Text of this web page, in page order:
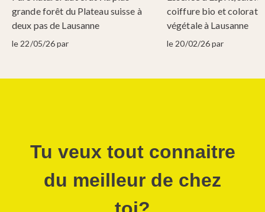
grande forêt du Plateau suisse à
deux pas de Lausanne
le 22/05/26 par
coiffure bio et
végétale à Lausanne
le 20/02/26 par